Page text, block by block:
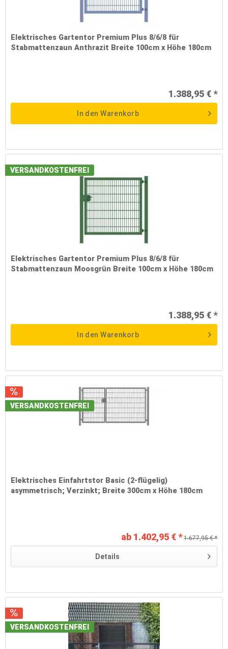
Elektrisches Gartentor Premium Plus 8/6/8 für
Stabmattenzaun Anthrazit Breite 100cm x Höhe 180cm
1.388,95 € *
In den Warenkorb
VERSANDKOSTENFREI
Elektrisches Gartentor Premium Plus 8/6/8 für
Stabmattenzaun Moosgrün Breite 100cm x Höhe 180cm
1.388,95 € *
In den Warenkorb
VERSANDKOSTENFREI
Elektrisches Einfahrtstor Basic (2-flügelig)
asymmetrisch; Verzinkt; Breite 300cm x Höhe 180cm
ab 1.402,95 € * 1.677,95 € *
Details
VERSANDKOSTENFREI